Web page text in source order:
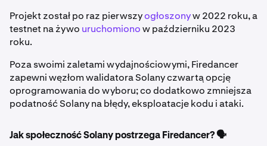
Projekt został po raz pierwszyogłoszonyw 2022 roku, a
testnet na żywo uruchomionow październiku 2023
roku.
Poza swoimi zaletami wydajnościowymi, Firedancer
zapewni węzłom walidatora Solany czwartą opcję
oprogramowania do wyboru; co dodatkowo zmniejsza
podatność Solany na błędy, eksploatacje kodu i ataki.
Jak społeczność Solany postrzega Firedancer? 🗣️